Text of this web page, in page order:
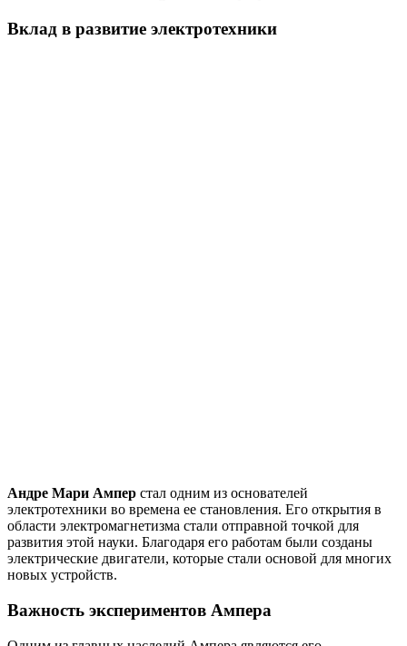
Вклад в развитие электротехники
Андре Мари Ампер стал одним из основателей
электротехники во времена ее становления. Его открытия в
области электромагнетизма стали отправной точкой для
развития этой науки. Благодаря его работам были созданы
электрические двигатели, которые стали основой для многих
новых устройств.
Важность экспериментов Ампера